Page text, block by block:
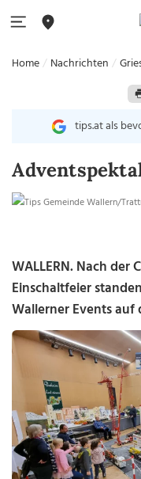
Home Nachrichten
tips.at als
WALLERN. Nach
Einschaltfeier
Wallerner Events auf